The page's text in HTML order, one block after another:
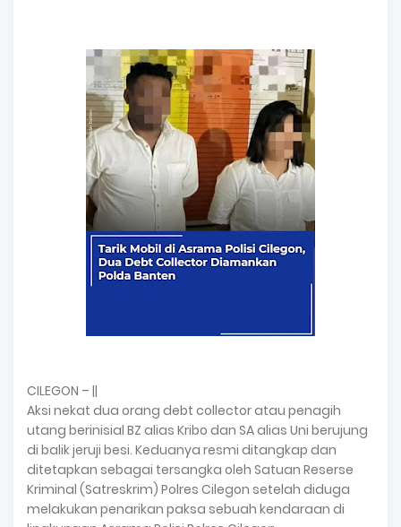
CILEGON – ||
Aksi nekat dua orang debt collector atau penagih
utang berinisial BZ alias Kribo dan SA alias Uni berujung
di balik jeruji besi. Keduanya resmi ditangkap dan
ditetapkan sebagai tersangka oleh Satuan Reserse
Kriminal (Satreskrim) Polres Cilegon setelah diduga
melakukan penarikan paksa sebuah kendaraan di